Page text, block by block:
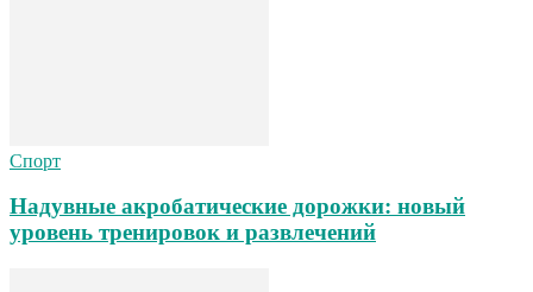
Спорт
Надувные акробатические дорожки: новый
уровень тренировок и развлечений